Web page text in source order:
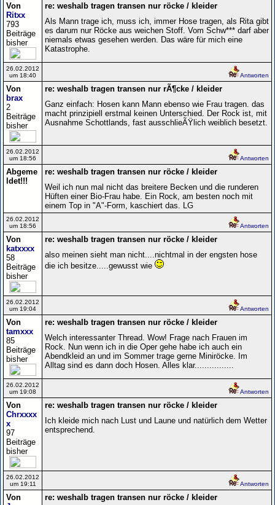
Von
Ritxx
793
Beiträge
bisher
re: weshalb tragen transen nur röcke / kleider
Als Mann trage ich, muss ich, immer Hose tragen, als Rita gibt
es darum nur Röcke aus weichen Stoff. Vom Schw*** darf aber
niemals etwas gesehen werden. Das wäre für mich eine
Katastrophe.
26.02.2012
um 18:40
Antworten
Von
brax
2
Beiträge
bisher
re: weshalb tragen transen nur rÃ¶cke / kleider
Ganz einfach: Hosen kann Mann ebenso wie Frau tragen. das
macht prinzipiell erstmal keinen Unterschied. Der Rock ist, mit
Ausnahme Schottlands, fast ausschlieÃŸlich weiblich besetzt.
26.02.2012
um 18:56
Antworten
Abgeme
ldet!!!
re: weshalb tragen transen nur röcke / kleider
Weil ich nun mal nicht das breitere Becken und die runderen
Hüften einer Bio-Frau habe. Ein Rock, am besten noch mit
einem Top in "A"-Form, kaschiert das. LG
26.02.2012
um 18:56
Antworten
Von
katxxxx
58
Beiträge
bisher
re: weshalb tragen transen nur röcke / kleider
also meinen sieht man nicht....nichtmal in der engsten hose
die ich besitze.....gewusst wie
26.02.2012
um 19:04
Antworten
Von
tamxxx
85
Beiträge
bisher
re: weshalb tragen transen nur röcke / kleider
Welch interessanter Thread. Wow! Frage nach Frauen im
Rock. Nun wenn ich in die Oper gehe habe ich auch ein
Abendkleid an und im Sommer trage gerne Miniröcke. Im
Alltag sind es dann doch Hosen. Alles klar................
26.02.2012
um 19:08
Antworten
Von
Chrxxxx
x
97
Beiträge
bisher
re: weshalb tragen transen nur röcke / kleider
Ich kleide mich nach Lust und Laune und natürlich dem Wetter
entsprechend.
26.02.2012
um 19:11
Antworten
Von
re: weshalb tragen transen nur röcke / kleider